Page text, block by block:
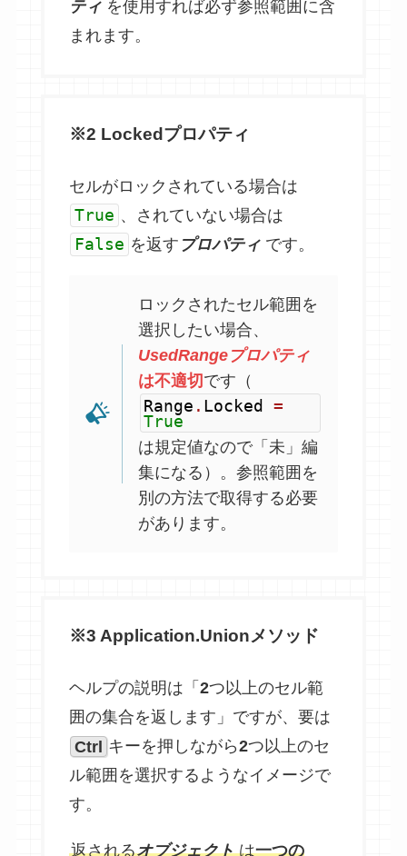
ティを使用すれば必ず参照範囲に含
まれます。
※2 Locked プロパティ
セルがロックされている場合は
True 、されていない場合は
False を返す プロパティ です。
ロックされたセル範囲を
選択したい場合、
UsedRangeプロパティ
は不適切 です（
Range . Locked=
True
は規定値なので「未」編
集になる）。参照範囲を
別の方法で取得する必要
があります。
※3 Application.Unionメソッド
ヘルプの説明は「 2つ以上のセル範
囲の集合を返します」ですが、要は
Ctrl キーを押しながら2つ以上のセ
ル範囲を選択するようなイメージで
す。
返されるオブジェクトは一つの